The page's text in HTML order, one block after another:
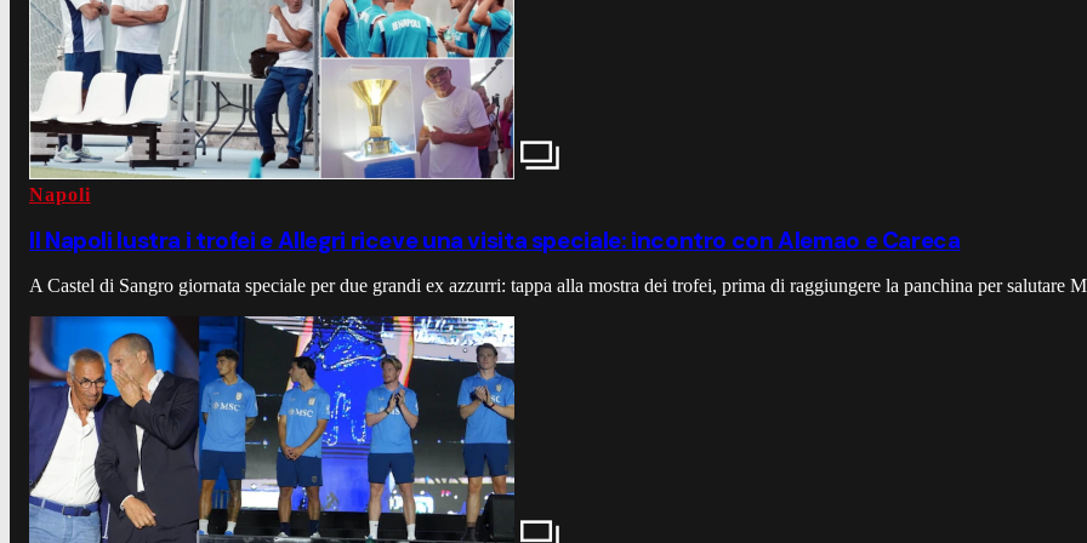
Napoli
Il Napoli lustra i trofei e Allegri riceve una visita speciale: incontro con Alemao e Careca
A Castel di Sangro giornata speciale per due grandi ex azzurri: tappa alla mostra dei trofei, prima di raggiungere la panchina per salutare